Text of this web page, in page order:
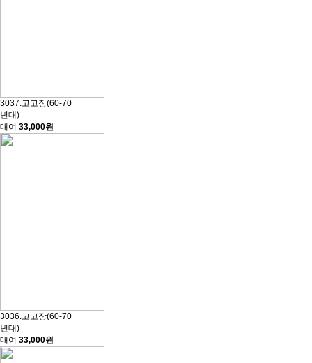
3037.고고장(60-70
년대)
대여 33,000원
3036.고고장(60-70
년대)
대여 33,000원